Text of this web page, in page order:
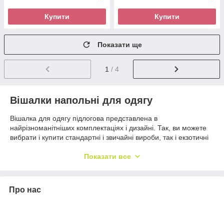
Купити Купити
Показати ще
1 / 4
Вішалки напольні для одягу
Вішалка для одягу підлогова представлена в
найрізноманітніших комплектаціях і дизайні. Так, ви можете
вибрати і купити стандартні і звичайні вироби, так і екзотичні
з допомогою нашого онлайн-магазину
швидко зв'яжуться з вами для уточнення деталей.
Наприклад, можна купити вішалки в передпокій у складі
Показати все
Про нас